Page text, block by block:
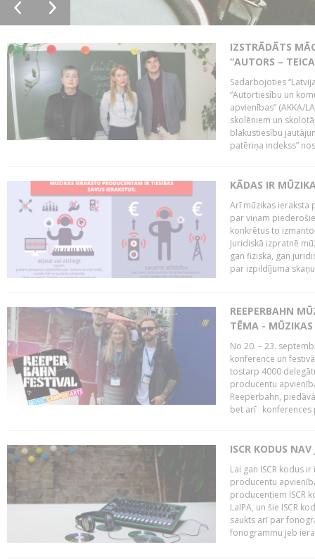
IZSTRĀDĀTS
“AUTORS –
Sadarbojoties
“Autortiesību un
apvienības” (AKKA/
skolēniem un
blakustiesību
patēriņa indekss”
KĀDAS IR
Arī mūzikas ieraksta
par viņam
konkrētus to
Juridiskā izpratnē
gan fiziska, gan
par izpildījuma
REEPERBAHN
TĒMA -
No 20. – 23.
konference un
tostarp 4000
producentu
Reeperbahn,
bet arī konferences
ISCR KODUS
Lai gan ISCR kodus
producentu
producentiem ISCR
LaIPA, un šie ISCR
saukts arī par
fonogrammu jeb